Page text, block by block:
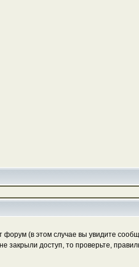
(в этом случае вы увидите
доступ, то проверьте,